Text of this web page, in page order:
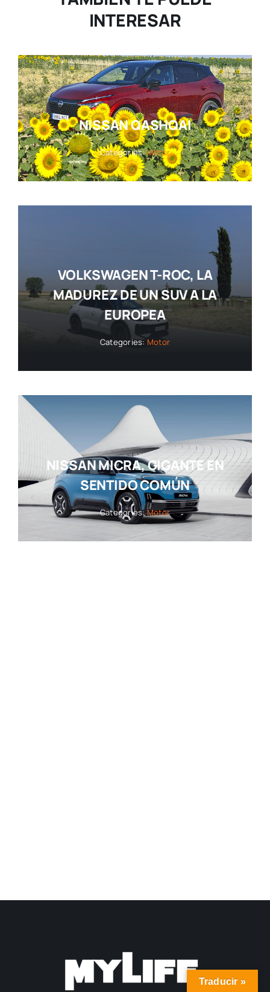
INTERESAR
NISSAN QASHQAI
Categories:Motor
VOLKSWAGEN T-ROC, LA
MADUREZ DE UN SUV A LA
EUROPEA
Categories: Motor
NISSAN MICRA, GIGANTE EN
SENTIDO COMÚN
Categories:Motor
Traducir »